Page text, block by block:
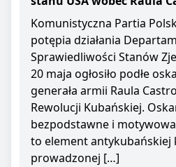
Komunistyczna Partia
potępia działania
Sprawiedliwości Stanów
20 maja ogłosiło podłe
generała armii Raula
Rewolucji Kubańskiej.
bezpodstawne i
to element antykubańskiej
prowadzonej […]